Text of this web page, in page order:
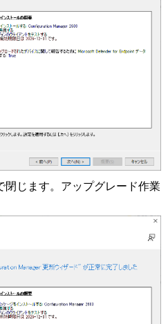
閉じます。アップグレード作業